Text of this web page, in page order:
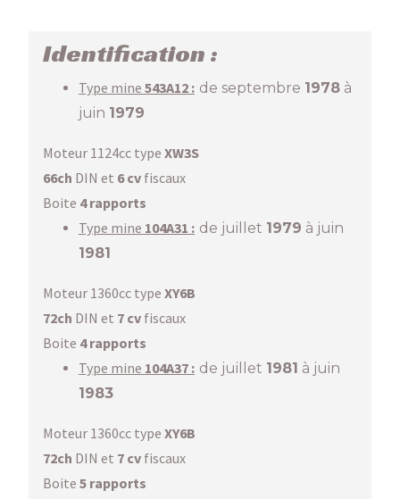
Identification :
Type mine 543A12 : de septembre 1978 à
juin 1979
Moteur 1124cc type XW3S
66ch DIN et 6 cv fiscaux
Boite 4 rapports
Type mine 104A31 : de juillet 1979 à juin
1981
Moteur 1360cc type XY6B
72ch DIN et 7 cv fiscaux
Boite 4 rapports
Type mine 104A37 : de juillet 1981 à juin
1983
Moteur 1360cc type XY6B
72ch DIN et 7 cv fiscaux
Boite 5 rapports